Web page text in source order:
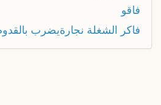
فاقو
فاكر الشغلة نجارةيضرب